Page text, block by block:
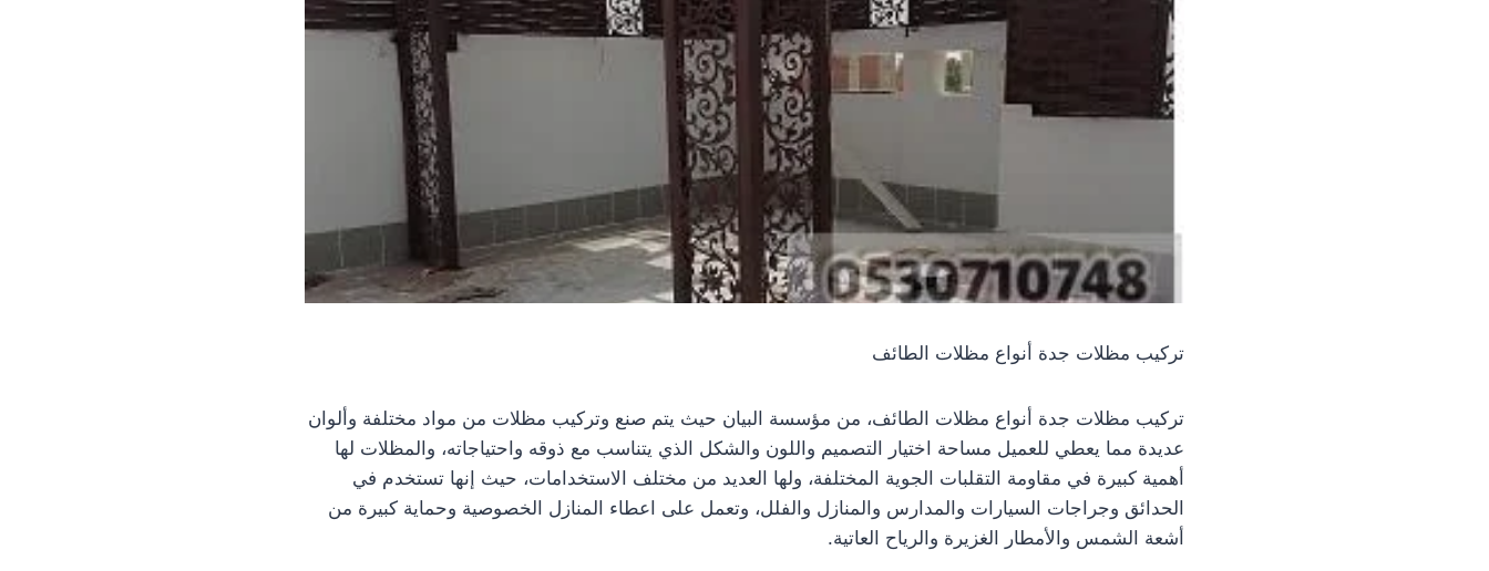
تركيب مظلات جدة أنواع مظلات الطائف
تركيب مظلات جدة أنواع مظلات الطائف، من مؤسسة البيان حيث يتم صنع وتركيب مظلات من مواد مختلفة وألوان
عديدة مما يعطي للعميل مساحة اختيار التصميم واللون والشكل الذي يتناسب مع ذوقه واحتياجاته، والمظلات لها
أهمية كبيرة في مقاومة التقلبات الجوية المختلفة، ولها العديد من مختلف الاستخدامات، حيث إنها تستخدم في
الحدائق وجراجات السيارات والمدارس والمنازل والفلل، وتعمل على اعطاء المنازل الخصوصية وحماية كبيرة من
أشعة الشمس والأمطار الغزيرة والرياح العاتية.